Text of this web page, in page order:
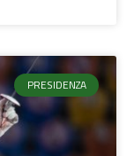
PRESIDENZA